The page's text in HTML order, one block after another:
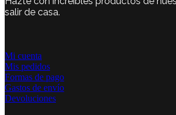
salir de casa.
Mi cuenta
Mis pedidos
Formas de pago
Gastos de envío
Devoluciones